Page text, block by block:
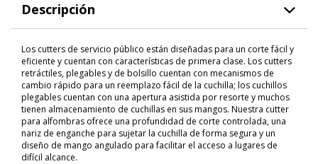
Descripción
Los cutters de servicio público están diseñadas para un corte fácil y
eficiente y cuentan con características de primera clase. Los cutters
retráctiles, plegables y de bolsillo cuentan con mecanismos de
cambio rápido para un reemplazo fácil de la cuchilla; los cuchillos
plegables cuentan con una apertura asistida por resorte y muchos
tienen almacenamiento de cuchillas en sus mangos. Nuestra cutter
para alfombras ofrece una profundidad de corte controlada, una
nariz de enganche para sujetar la cuchilla de forma segura y un
diseño de mango angulado para facilitar el acceso a lugares de
difícil alcance.